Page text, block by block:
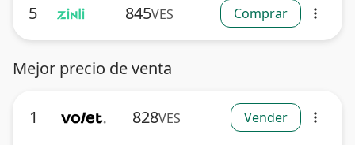
5 845VES Comprar more_vert
Mejor precio de venta
1 828VES Vender more_vert